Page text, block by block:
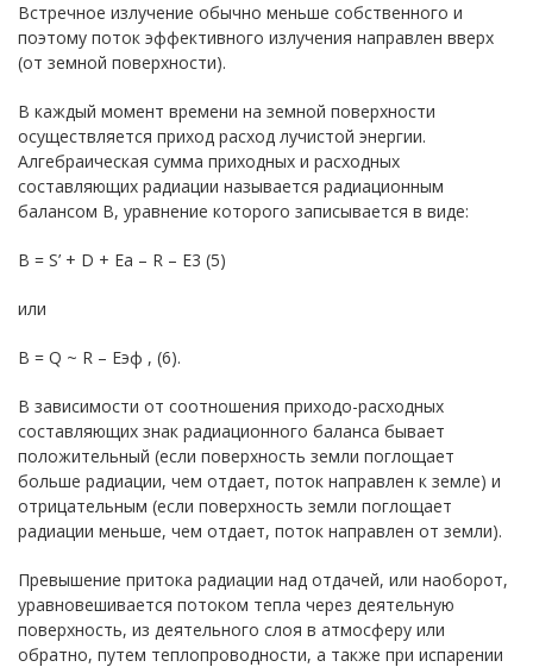
Встречное излучение обычно меньше собственного и
поэтому поток эффективного излучения направлен вверх
(от земной поверхности).
В каждый момент времени на земной поверхности
осуществляется приход расход лучистой энергии.
Алгебраическая сумма приходных и расходных
составляющих радиации называется радиационным
балансом В, уравнение которого записывается в виде:
B = S’ + D + Ea – R – E3 (5)
или
B = Q ~ R – Eэф , (6).
В зависимости от соотношения приходо-расходных
составляющих знак радиационного баланса бывает
положительный (если поверхность земли поглощает
больше радиации, чем отдает, поток направлен к земле) и
отрицательным (если поверхность земли поглощает
радиации меньше, чем отдает, поток направлен от земли).
Превышение притока радиации над отдачей, или наоборот,
уравновешивается потоком тепла через деятельную
поверхность, из деятельного слоя в атмосферу или
обратно, путем теплопроводности, а также при испарении